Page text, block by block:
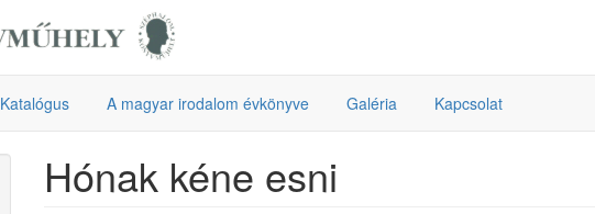
Katalógus A magyar irodalom évkönyve Galéria Kapcsolat
Hónak kéne esni